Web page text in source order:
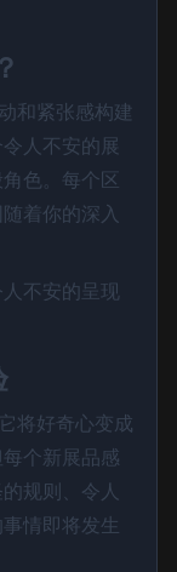
和紧张感构建
人不安的展
色。每个区
着你的深入
不安的呈现
将好奇心变成
个新展品感
规则、令人
情即将发生